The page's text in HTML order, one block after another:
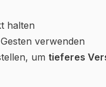
halten
verwenden
um tieferes